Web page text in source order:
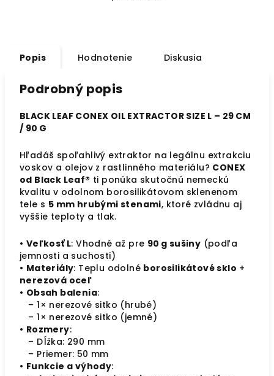
Popis Hodnotenie Diskusia
Podrobný popis
BLACK LEAF CONEX OIL EXTRACTOR SIZE L – 29 CM
/ 90 G
Hľadáš spoľahlivý extraktor na legálnu extrakciu
voskov a olejov z rastlinného materiálu? CONEX
od Black Leaf® ti ponúka skutočnú nemeckú
kvalitu v odolnom borosilikátovom sklenenom
tele s 5 mm hrubými stenami, ktoré zvládnu aj
vyššie teploty a tlak.
• Veľkosť L: Vhodné až pre 90 g sušiny (podľa
jemnosti a suchosti)
• Materiály: Teplu odolné borosilikátové sklo +
nerezová oceľ
• Obsah balenia:
– 1× nerezové sitko (hrubé)
– 1× nerezové sitko (jemné)
• Rozmery:
– Dĺžka: 290 mm
– Priemer: 50 mm
• Funkcie a výhody: